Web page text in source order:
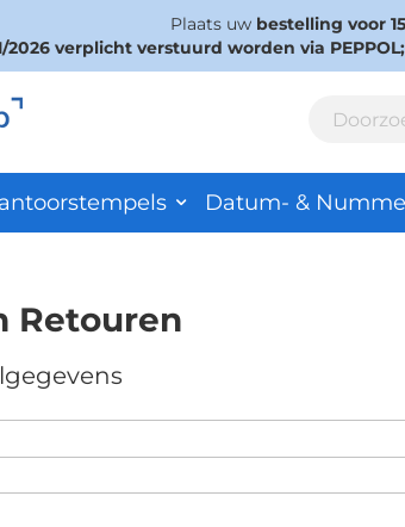
Plaats uw bestelling voor
2026 verplicht verstuurd worden via
Datum- &
Retouren